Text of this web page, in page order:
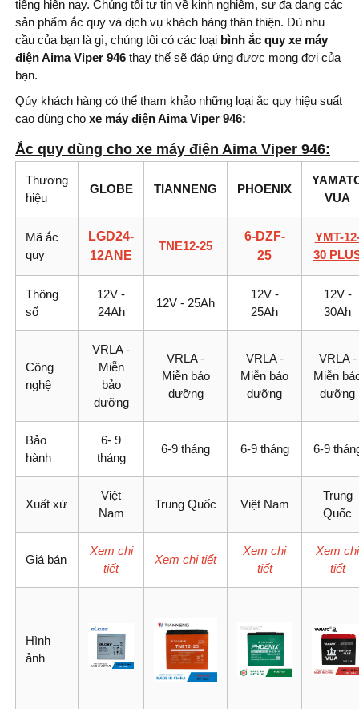
tiếng hiện nay. Chúng tôi tự tin về kinh nghiệm, sự đa dạng các
sản phẩm ắc quy và dịch vụ khách hàng thân thiện. Dù nhu
cầu của bạn là gì, chúng tôi có các loại bình ắc quy xe máy
điện Aima Viper 946 thay thế sẽ đáp ứng được mong đợi của
bạn.
Qúy khách hàng có thể tham khảo những loại ắc quy hiệu suất
cao dùng cho xe máy điện Aima Viper 946:
Ắc quy dùng cho xe máy điện Aima Viper 946:
Thương
hiệu
GLOBE TIANNENG PHOENIX
VUA
Mã ắc
quy
LGD24-
12ANE
TNE12-25
6-DZF-
25
YMT-
30
Thông
số
12V -
24Ah
12V - 25Ah
12V -
25Ah
12V -
30Ah
Công
nghệ
VRLA -
Miễn
bảo
dưỡng
VRLA -
Miễn bảo
dưỡng
VRLA -
Miễn bảo
dưỡng
VRLA -
Miễn
dưỡng
Bảo
hành
6- 9
tháng
6-9 tháng 6-9 tháng 6-9
Xuất xứ
Việt
Nam
Trung Quốc Việt Nam
Trung
Quốc
Giá bán
Xem chi
tiết
Xem chi tiết
Xem chi
tiết
Xem chi
tiết
Hình
ảnh